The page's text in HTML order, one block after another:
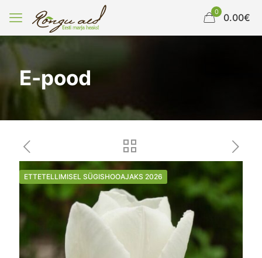
0 0.00€
E-pood
ETTETELLIMISEL SÜGISHOOAJAKS 2026